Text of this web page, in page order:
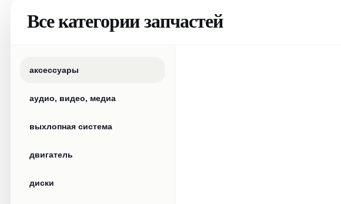
Все категории запчастей
аксессуары
аудио, видео, медиа
выхлопная система
двигатель
диски